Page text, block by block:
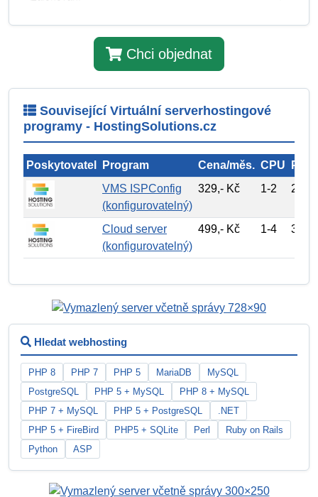
Chci objednat
Související Virtuální serverhostingové
programy - HostingSolutions.cz
Poskytovatel Program Cena/měs. CPU
VMS ISPConfig
(konfigurovatelný)
329,- Kč 1-2 20
Cloud server
(konfigurovatelný)
499,- Kč 1-4 30
Hledat webhosting
PHP 8 PHP 7 PHP 5 MariaDB
MySQL
PostgreSQL
PHP 5 + MySQL
PHP 8 + MySQL
PHP 7 + MySQL
PHP 5 + PostgreSQL
.NET
PHP 5 + FireBird
PHP5 + SQLite Perl
Ruby on Rails
Python
ASP